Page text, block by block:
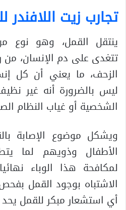
تجارب زيت اللافندر
ينتقل القمل، وهو نوع
تتغدى على دم الإنسان،
الزحف، ما يعني أن كل
ليس بالضرورة أنه غير
الشخصية أو غياب النظام
ويشكل موضوع الإصابة
الأطفال وذويهم لما
لمكافحة هذا الوباء
الاشتباه بوجود القمل
أي استشعار مبكر للقمل